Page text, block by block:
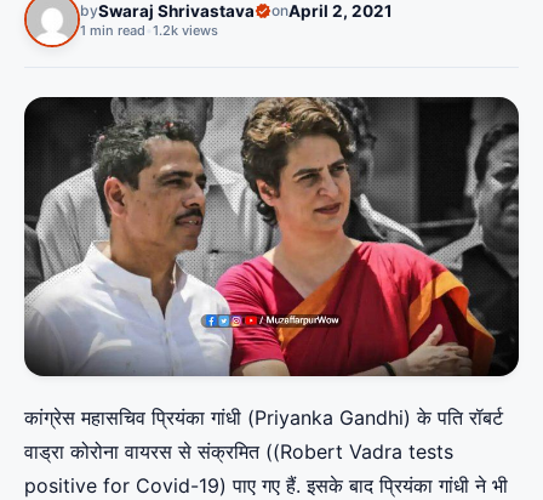
bySwaraj Shrivastava onApril 2, 2021
1 min read 1.2k views
कांग्रेस महासचिव प्रियंका गांधी (Priyanka Gandhi) के पति रॉबर्ट
वाड्रा कोरोना वायरस से संक्रमित ((Robert Vadra tests
positive for Covid-19) पाए गए हैं. इसके बाद प्रियंका गांधी ने भी